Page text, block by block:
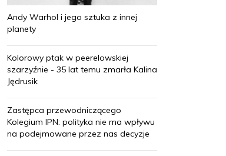
Andy Warhol i jego sztuka z innej
planety
Kolorowy ptak w peerelowskiej
szarzyźnie - 35 lat temu zmarła Kalina
Jędrusik
Zastępca przewodniczącego
Kolegium IPN: polityka nie ma wpływu
na podejmowane przez nas decyzje